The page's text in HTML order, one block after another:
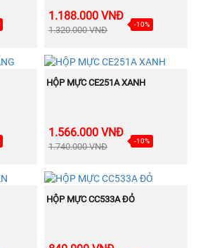
1.188.000 VNĐ
1.320.000 VNĐ
-10%
BÁN
CHẠY
MUA NGAY
HỘP MỰC CE251A XANH
1.566.000 VNĐ
1.740.000 VNĐ
-10%
BÁN
CHẠY
MUA NGAY
HỘP MỰC CC533A ĐỎ